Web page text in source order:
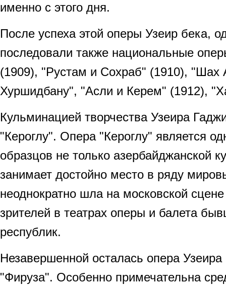
именно с этого дня.
После успеха этой оперы Узеир бека,
последовали также национальные
(1909), "Рустам и Сохраб" (1910), "Шах
Хуршидбану", "Асли и Керем" (1912),
Кульминацией творчества Узеира
"Кероглу". Опера "Кероглу" является
образцов не только азербайджанской
занимает достойно место в ряду
неоднократно шла на московской
зрителей в театрах оперы и балета
республик.
Незавершенной осталась опера
"Фируза". Особенно примечательна